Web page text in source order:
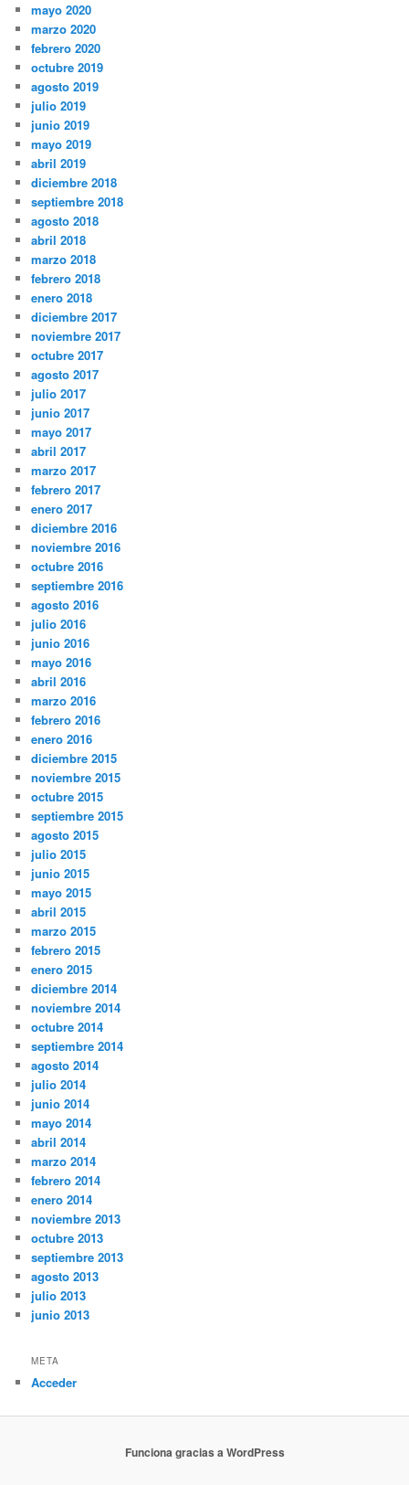
mayo 2020
marzo 2020
febrero 2020
octubre 2019
agosto 2019
julio 2019
junio 2019
mayo 2019
abril 2019
diciembre 2018
septiembre 2018
agosto 2018
abril 2018
marzo 2018
febrero 2018
enero 2018
diciembre 2017
noviembre 2017
octubre 2017
agosto 2017
julio 2017
junio 2017
mayo 2017
abril 2017
marzo 2017
febrero 2017
enero 2017
diciembre 2016
noviembre 2016
octubre 2016
septiembre 2016
agosto 2016
julio 2016
junio 2016
mayo 2016
abril 2016
marzo 2016
febrero 2016
enero 2016
diciembre 2015
noviembre 2015
octubre 2015
septiembre 2015
agosto 2015
julio 2015
junio 2015
mayo 2015
abril 2015
marzo 2015
febrero 2015
enero 2015
diciembre 2014
noviembre 2014
octubre 2014
septiembre 2014
agosto 2014
julio 2014
junio 2014
mayo 2014
abril 2014
marzo 2014
febrero 2014
enero 2014
noviembre 2013
octubre 2013
septiembre 2013
agosto 2013
julio 2013
junio 2013
META
Acceder
Funciona gracias a WordPress